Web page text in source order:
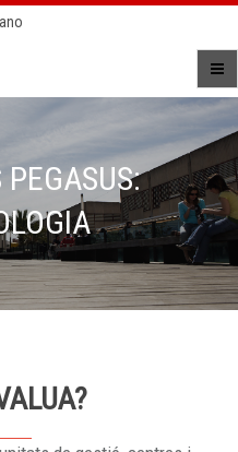
PEGASUS: